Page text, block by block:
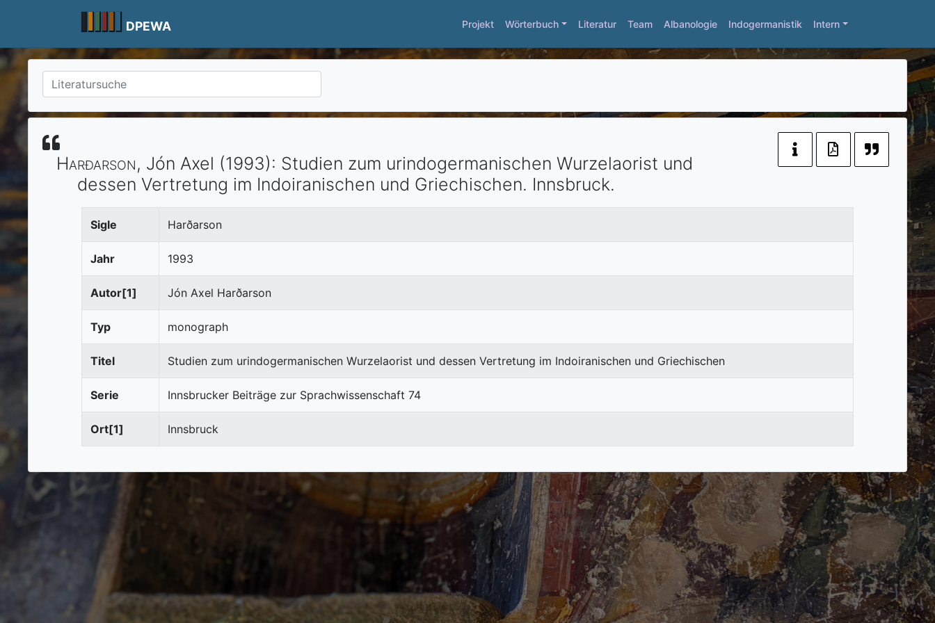
DPEWA Projekt Wörterbuch Literatur Team Albanologie Indogermanistik Intern
Harðarson, Jón Axel (1993): Studien zum urindogermanischen Wurzelaorist und
dessen Vertretung im Indoiranischen und Griechischen. Innsbruck.
Sigle Harðarson
Jahr 1993
Autor[1] Jón Axel Harðarson
Typ monograph
Titel Studien zum urindogermanischen Wurzelaorist und dessen Vertretung im Indoiranischen und Griechischen
Serie Innsbrucker Beiträge zur Sprachwissenschaft 74
Ort[1] Innsbruck